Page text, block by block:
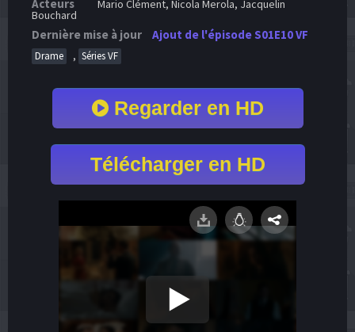
Acteurs
Bouchard
Dernière mise à jour Ajout de l'épisode S01E10 VF
Drame , Séries VF
Regarder en HD
Télécharger en HD